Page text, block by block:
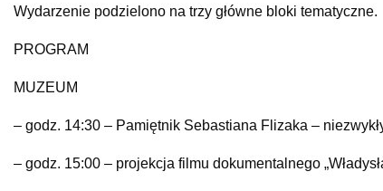
Wydarzenie podzielono na trzy główne bloki tematyczne.
PROGRAM
MUZEUM
– godz. 14:30 – Pamiętnik Sebastiana Flizaka –
– godz. 15:00 – projekcja filmu dokumentalnego